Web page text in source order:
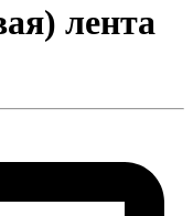
лента